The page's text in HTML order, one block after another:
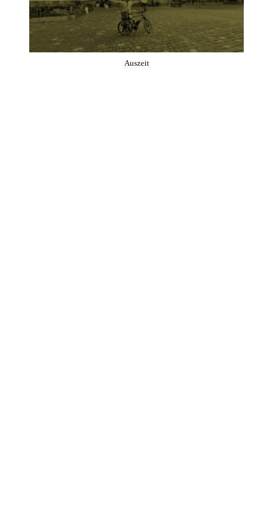
Auszeit